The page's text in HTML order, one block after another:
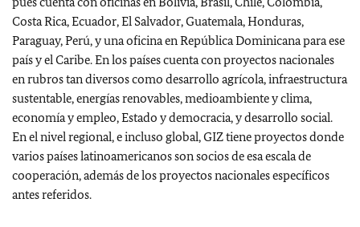
Costa Rica, Ecuador, El Salvador, Guatemala, Honduras,
Paraguay, Perú, y una oficina en República Dominicana para ese
país y el Caribe. En los países cuenta con proyectos nacionales
en rubros tan diversos como desarrollo agrícola, infraestructura
sustentable, energías renovables, medioambiente y clima,
economía y empleo, Estado y democracia, y desarrollo social.
En el nivel regional, e incluso global, GIZ tiene proyectos donde
varios países latinoamericanos son socios de esa escala de
cooperación, además de los proyectos nacionales específicos
antes referidos.